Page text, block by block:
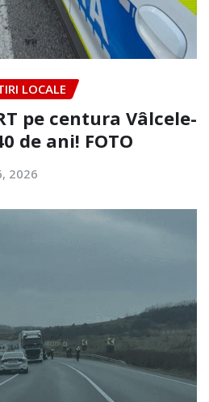
LOCALE
pe centura Vâlcele-
de ani! FOTO
2026